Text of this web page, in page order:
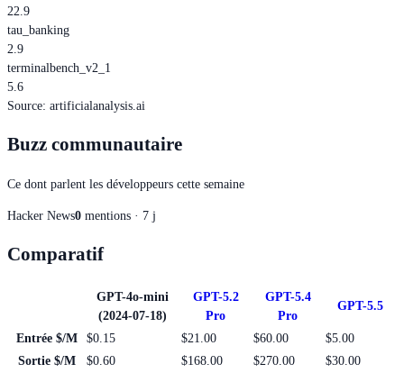
22.9
tau_banking
2.9
terminalbench_v2_1
5.6
Source: artificialanalysis.ai
Buzz communautaire
Ce dont parlent les développeurs cette semaine
Hacker News0 mentions · 7 j
Comparatif
GPT-4o-mini
(2024-07-18)
GPT-5.2
Pro
GPT-5.4
Pro
GPT-5.5
Entrée $/M $0.15 $21.00 $60.00
$5.00
Sortie $/M
$0.60 $168.00 $270.00
$30.00